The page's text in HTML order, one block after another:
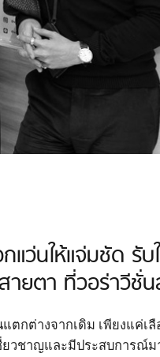
แว่นให้แจ่มชัด รั
ยตา ที่วอร่าวีชั่
กต่างจากเดิม เพียงแค่
าญและมีประสบการณ์มา